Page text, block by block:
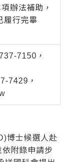
辦法補助，
履行完畢
7150，
7429，
博士候選人赴
附錄申請步